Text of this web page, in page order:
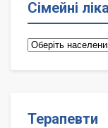
Сімейні
Сімейні
Терапевти